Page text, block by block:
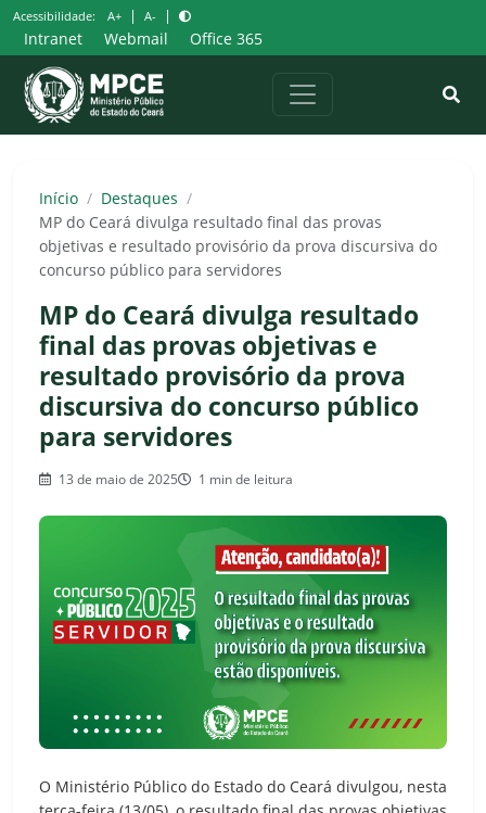
Pular
para
o
conteúdo
Acessibilidade: A+ | A- |
Intranet Webmail Office 365
Início / Destaques /
MP do Ceará divulga resultado final das provas
objetivas e resultado provisório da prova discursiva do
concurso público para servidores
MP do Ceará divulga resultado
final das provas objetivas e
resultado provisório da prova
discursiva do concurso público
para servidores
13 de maio de 2025 1 min de leitura
O Ministério Público do Estado do Ceará divulgou, nesta